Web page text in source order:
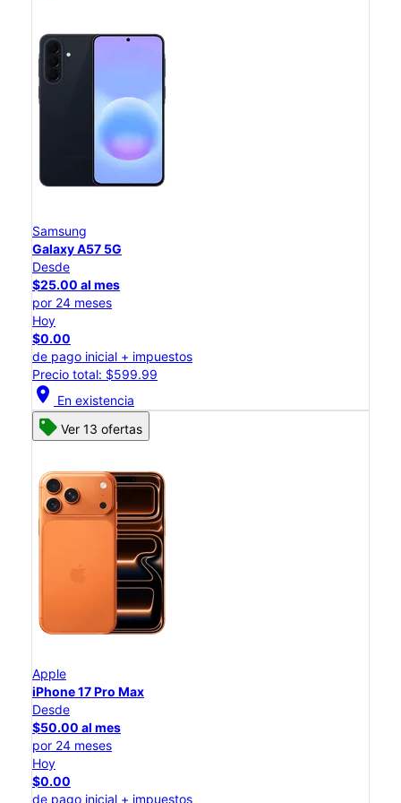
Samsung
Galaxy A57 5G
Desde
$25.00 al mes
por 24 meses
Hoy
$0.00
de pago inicial + impuestos
Precio total: $599.99
location_on En existencia
Ver 13 ofertas
Apple
iPhone 17 Pro Max
Desde
$50.00 al mes
por 24 meses
Hoy
$0.00
de pago inicial + impuestos